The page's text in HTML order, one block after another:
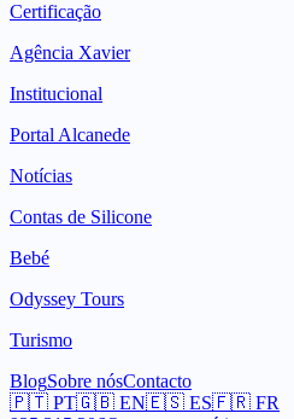
Certificação
Agência Xavier
Institucional
Portal Alcanede
Notícias
Contas de Silicone
Bebé
Odyssey Tours
Turismo
BlogSobre nósContacto
🇵🇹 PT🇬🇧 EN🇪🇸 ES🇫🇷 FR